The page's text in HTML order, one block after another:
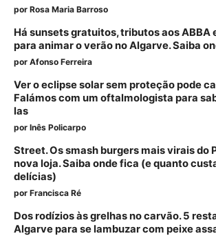
por Rosa Maria Barroso
Há sunsets gratuitos, tributos aos ABBA
para animar o verão no Algarve. Saiba
por Afonso Ferreira
Ver o eclipse solar sem proteção pode
Falámos com um oftalmologista para
las
por Inês Policarpo
Street. Os smash burgers mais virais do
nova loja. Saiba onde fica (e quanto
delícias)
por Francisca Ré
Dos rodízios às grelhas no carvão. 5
Algarve para se lambuzar com peixe